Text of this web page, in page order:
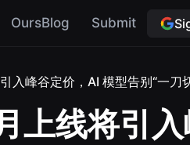
OursBlog Submit
入峰谷定价，AI 模型告别“一刀
线将引